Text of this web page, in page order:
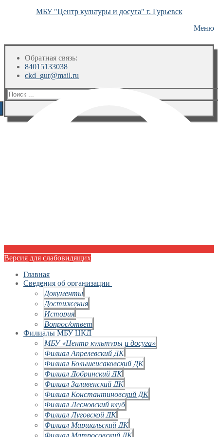
МБУ "Центр культуры и досуга" г. Гурьевск
Меню
Обратная связь:
84015133038
ckd_gur@mail.ru
Искать:
Версия для слабовидящих
Главная
Сведения об организации
Документы
Достижения
История
Вопрос/ответ
Филиалы МБУ ЦКД
МБУ «Центр культуры и досуга»
Филиал Апрелевский ДК
Филиал Большеисаковский ДК
Филиал Добринский ДК
Филиал Заливенский ДК
Филиал Константиновский ДК
Филиал Лесновский клуб
Филиал Луговской ДК
Филиал Маршальский ДК